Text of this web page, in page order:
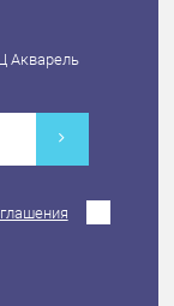
Акварель